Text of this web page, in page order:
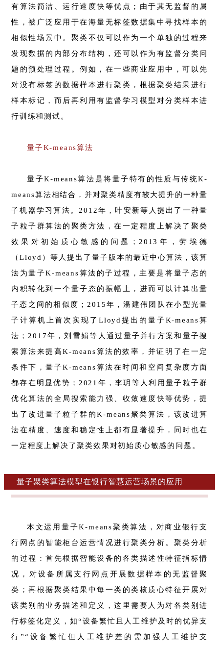
有算法简洁、运行速度快等优点；由于其无监督的属
性，被广泛应用于在海量无标签数据集中寻找样本的
相似性场景中。聚类不仅可以作为一个单独的过程来
发现数据的内部分布结构，还可以作为有监督分类问
题的预处理过程。例如，在一些商业应用中，可以先
对没有标签的数据样本进行聚类，根据聚类结果进行
样本标记，而后再利用有监督学习模型对分类样本进
行训练和测试。
量子K-means算法
量子K-means算法是将量子特有的性质与传统K-
means算法相结合，并对聚类精度有较大提升的一种量
子机器学习算法。2012年，叶安新等人提出了一种量
子粒子群算法的聚类方法，在一定程度上解决了聚类
效果对初始质心敏感的问题；2013年，劳埃德
（Lloyd）等人提出了量子版本的最近中心算法，该算
法为量子K-means算法的子过程，主要是将量子态的
内积转化到一个量子态的振幅上，进而可以计算出量
子态之间的相似度；2015年，潘建伟团队在小型光量
子计算机上首次实现了Lloyd提出的量子K-means算
法；2017年，刘雪娟等人通过量子并行方案和量子搜
索算法来提高K-means算法的效率，并证明了在一定
条件下，量子K-means算法在时间和空间复杂度方面
都存在明显优势；2021年，李玥等人利用量子粒子群
优化算法的全局搜索能力强、收敛速度快等优势，提
出了改进量子粒子群的K-means聚类算法，该改进算
法在精度、速度和稳定性上都有显著提升，同时也在
一定程度上解决了聚类效果对初始质心敏感的问题。
量子聚类算法模型在银行智慧运营场景的应用
本文运用量子K-means聚类算法，对商业银行支
行网点的智能柜台运营情况进行聚类分析。聚类分析
的过程：首先根据智能设备的各类描述性特征指标情
况，对设备所属支行网点开展数据样本的无监督聚
类；再根据聚类结果中每一类的类核质心特征开展对
该类别的业务描述和定义，这里需要人为对各类别进
行标签化定义，如“设备繁忙且人工维护及时的优异支
行”“设备繁忙但人工维护差的需加强人工维护支